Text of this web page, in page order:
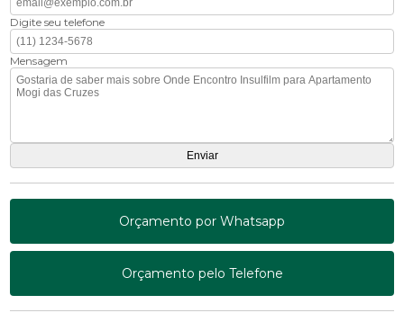
Digite seu telefone
Mensagem
Orçamento por Whatsapp
Orçamento pelo Telefone